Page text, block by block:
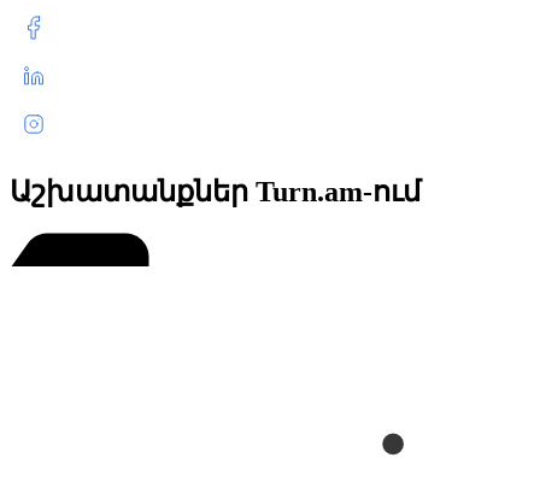
Աշխատանքներ Turn.am-ում